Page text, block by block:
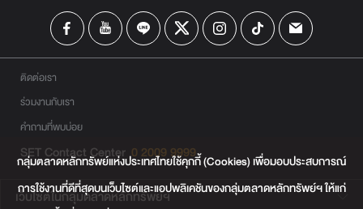
ติดต่อเรา
ร่วมงานกับเรา
คำถามที่พบบ่อย
SET Contact Center 0 2009 9999
เว็บไซต์ในกลุ่มตลาดหลักทรัพย์ฯ
กลุ่มตลาดหลักทรัพย์แห่งประเทศไทยใช้คุกกี้ (Cookies) เพื่อมอบประสบการณ์
การใช้งานที่ดีที่สุดบนเว็บไซต์และแอปพลิเคชันของกลุ่มตลาดหลักทรัพย์ฯ ให้แก่